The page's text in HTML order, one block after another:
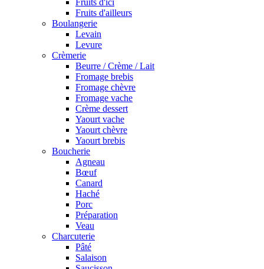
Fruits d'ici
Fruits d'ailleurs
Boulangerie
Levain
Levure
Crèmerie
Beurre / Crème / Lait
Fromage brebis
Fromage chèvre
Fromage vache
Crème dessert
Yaourt vache
Yaourt chèvre
Yaourt brebis
Boucherie
Agneau
Bœuf
Canard
Haché
Porc
Préparation
Veau
Charcuterie
Pâté
Salaison